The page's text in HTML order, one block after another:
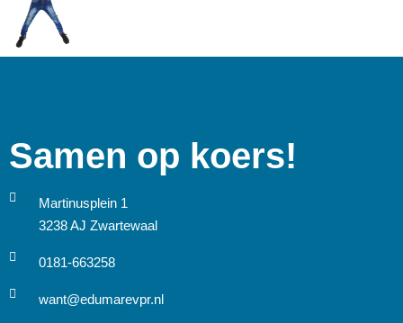
Samen op koers!
Martinusplein 1
3238 AJ Zwartewaal
0181-663258
want@edumarevpr.nl